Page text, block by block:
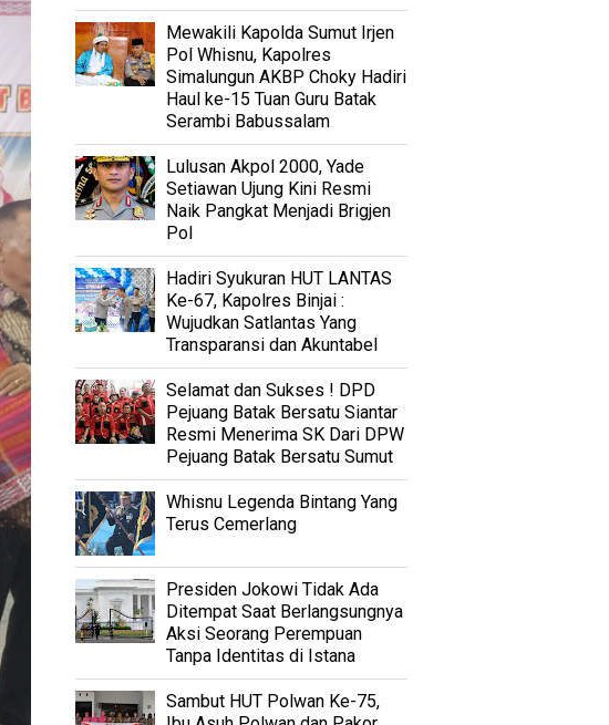
Mewakili Kapolda Sumut Irjen
Pol Whisnu, Kapolres
Simalungun AKBP Choky Hadiri
Haul ke-15 Tuan Guru Batak
Serambi Babussalam
Lulusan Akpol 2000, Yade
Setiawan Ujung Kini Resmi
Naik Pangkat Menjadi Brigjen
Pol
Hadiri Syukuran HUT LANTAS
Ke-67, Kapolres Binjai :
Wujudkan Satlantas Yang
Transparansi dan Akuntabel
Selamat dan Sukses ! DPD
Pejuang Batak Bersatu Siantar
Resmi Menerima SK Dari DPW
Pejuang Batak Bersatu Sumut
Whisnu Legenda Bintang Yang
Terus Cemerlang
Presiden Jokowi Tidak Ada
Ditempat Saat Berlangsungnya
Aksi Seorang Perempuan
Tanpa Identitas di Istana
Sambut HUT Polwan Ke-75,